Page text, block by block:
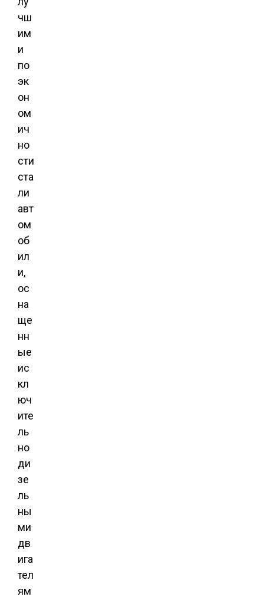
чш
им
и
по
эк
он
ом
ич
но
сти
ста
ли
авт
ом
об
ил
и,
ос
на
ще
нн
ые
ис
кл
юч
ите
ль
но
ди
зе
ль
ны
ми
дв
ига
тел
ям